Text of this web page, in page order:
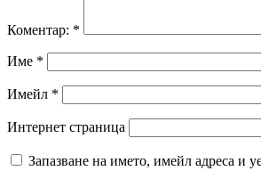
Коментар: *
Име *
Имейл *
Интернет страница
Запазване на името, имейл адреса и